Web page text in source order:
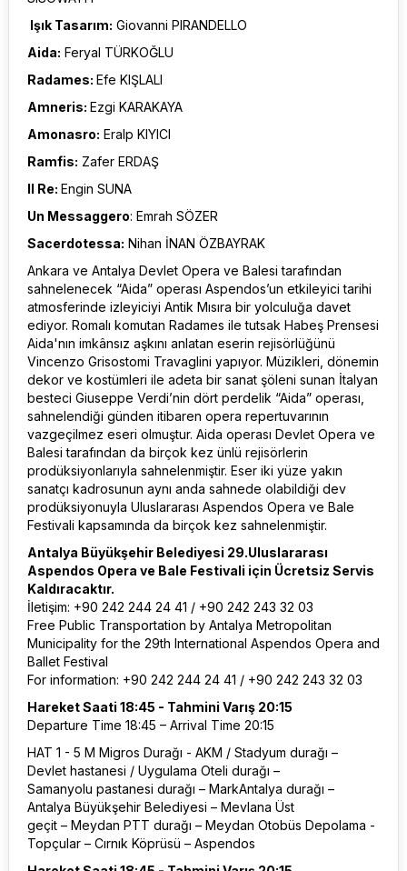
Işık Tasarım: Giovanni PIRANDELLO
Aida: Feryal TÜRKOĞLU
Radames: Efe KIŞLALI
Amneris: Ezgi KARAKAYA
Amonasro: Eralp KIYICI
Ramfis: Zafer ERDAŞ
Il Re: Engin SUNA
Un Messaggero: Emrah SÖZER
Sacerdotessa: Nihan İNAN ÖZBAYRAK
Ankara ve Antalya Devlet Opera ve Balesi tarafından
sahnelenecek “Aida” operası Aspendos’un etkileyici tarihi
atmosferinde izleyiciyi Antik Mısıra bir yolculuğa davet
ediyor. Romalı komutan Radames ile tutsak Habeş Prensesi
Aida'nın imkânsız aşkını anlatan eserin rejisörlüğünü
Vincenzo Grisostomi Travaglini yapıyor. Müzikleri, dönemin
dekor ve kostümleri ile adeta bir sanat şöleni sunan İtalyan
besteci Giuseppe Verdi’nin dört perdelik “Aida” operası,
sahnelendiği günden itibaren opera repertuvarının
vazgeçilmez eseri olmuştur. Aida operası Devlet Opera ve
Balesi tarafından da birçok kez ünlü rejisörlerin
prodüksiyonlarıyla sahnelenmiştir. Eser iki yüze yakın
sanatçı kadrosunun aynı anda sahnede olabildiği dev
prodüksiyonuyla Uluslararası Aspendos Opera ve Bale
Festivali kapsamında da birçok kez sahnelenmiştir.
Antalya Büyükşehir Belediyesi 29.Uluslararası
Aspendos Opera ve Bale Festivali için Ücretsiz Servis
Kaldıracaktır.
İletişim: +90 242 244 24 41 / +90 242 243 32 03
Free Public Transportation by Antalya Metropolitan
Municipality for the 29th International Aspendos Opera and
Ballet Festival
For information: +90 242 244 24 41 / +90 242 243 32 03
Hareket Saati 18:45 - Tahmini Varış 20:15
Departure Time 18:45 – Arrival Time 20:15
HAT 1 - 5 M Migros Durağı - AKM / Stadyum durağı –
Devlet hastanesi / Uygulama Oteli durağı –
Samanyolu pastanesi durağı – MarkAntalya durağı –
Antalya Büyükşehir Belediyesi – Mevlana Üst
geçit – Meydan PTT durağı – Meydan Otobüs Depolama -
Topçular – Cırnık Köprüsü – Aspendos